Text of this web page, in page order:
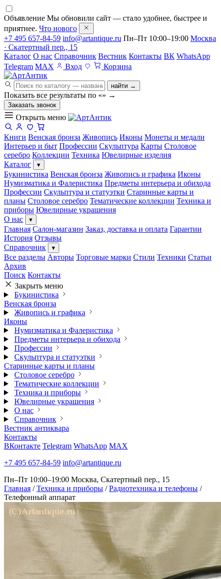
Объявление Мы обновили сайт — стало удобнее, быстрее и
приятнее. Что нового
+7 495 657-84-59 info@artantique.ru Пн–Пт 10:00–19:00 Москва
· Скатертный пер., 15
Каталог О нас Справочник Вестник Контакты ВК WhatsApp
Telegram MAX Вход Корзина
найти →
Показать все результаты по «» →
Заказать звонок
Открыть меню
Книги Венская бронза Живопись Иконы Монеты и медали
Интерьер и быт Профессии Скульптура Карты Столовое
серебро Коллекции Техника Ювелирные изделия
Каталог
▾
Букинистика Венская бронза Живопись и графика Иконы
Нумизматика и Фалеристика Предметы интерьера и обихода
Профессии Скульптура и статуэтки Старинные карты и
планы Столовое серебро Тематические коллекции Техника и
приборы Ювелирные украшения
О нас
▾
Главная Салон-магазин Заказ, доставка и оплата Гарантии
История Отзывы
Справочник
▾
Все разделы Авторы Торговые марки Стили Техники Статьи
Архив
Поиск Контакты
Закрыть меню
Букинистика
Венская бронза
Живопись и графика
Иконы
Нумизматика и Фалеристика
Предметы интерьера и обихода
Профессии
Скульптура и статуэтки
Старинные карты и планы
Столовое серебро
Тематические коллекции
Техника и приборы
Ювелирные украшения
О нас
Справочник
Вестник антиквара
Контакты
ВКонтакте Telegram WhatsApp MAX
+7 495 657-84-59 info@artantique.ru
Пн–Пт 10:00–19:00 Москва, Скатертный пер., 15
Главная / Техника и приборы / Радиотехника и телефоны /
Телефонный аппарат